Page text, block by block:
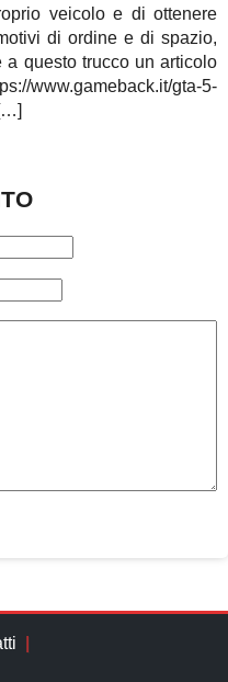
veicolo e di ottenere
di ordine e di spazio,
a questo trucco un articolo
www.gameback.it/gta-5-